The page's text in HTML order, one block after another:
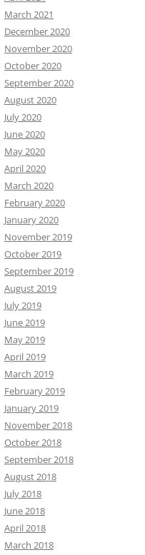
March 2021
December 2020
November 2020
October 2020
September 2020
August 2020
July 2020
June 2020
May 2020
April 2020
March 2020
February 2020
January 2020
November 2019
October 2019
September 2019
August 2019
July 2019
June 2019
May 2019
April 2019
March 2019
February 2019
January 2019
November 2018
October 2018
September 2018
August 2018
July 2018
June 2018
April 2018
March 2018